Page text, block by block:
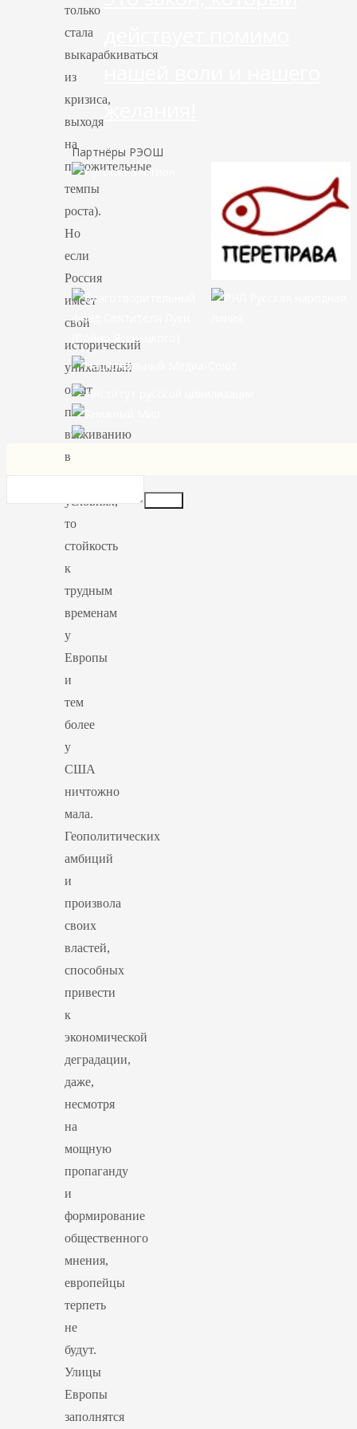
только
стала
выкарабкиваться
из
кризиса,
выходя
на
положительные
темпы
роста).
Но
если
Россия
имеет
свой
исторический
уникальный
опыт
по
выживанию
в
условиях,
то
стойкость
к
трудным
временам
у
Европы
и
тем
более
у
США
ничтожно
мала.
Геополитических
амбиций
и
произвола
своих
властей,
способных
привести
к
экономической
деградации,
даже,
несмотря
на
мощную
пропаганду
и
формирование
общественного
мнения,
европейцы
терпеть
не
будут.
Улицы
Европы
заполнятся
желания!
Партнёры РЭОШ